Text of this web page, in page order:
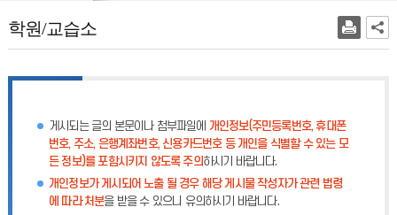
교학원/교습소
게시되는 글의 본문이나 첨부파일에 개인정보(주민등록번호, 휴대폰
번호, 주소, 은행계좌번호, 신용카드번호 등 개인을 식별할 수 있는 모
든 정보)를 포함시키지 않도록 주의하시기 바랍니다.
개인정보가 게시되어 노출 될 경우 해당 게시물 작성자가 관련 법령
에 따라 처분을 받을 수 있으니 유의하시기 바랍니다.